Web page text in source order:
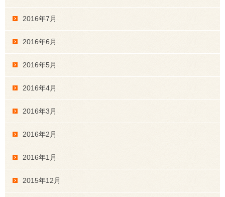
2016年7月
2016年6月
2016年5月
2016年4月
2016年3月
2016年2月
2016年1月
2015年12月